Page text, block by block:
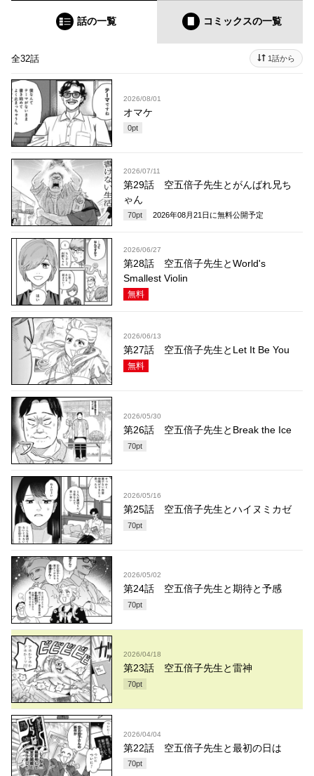
話の一覧 コミックスの一覧
全32話 1話から
2026/08/01
オマケ
0pt
2026/07/11
第29話 空五倍子先生とがんばれ兄ち
ゃん
70pt 2026年08月21日 に無料公開予定
2026/06/27
第28話 空五倍子先生とWorld's
Smallest Violin
無料
2026/06/13
第27話 空五倍子先生とLet It Be You
無料
2026/05/30
第26話 空五倍子先生とBreak the Ice
70pt
2026/05/16
第25話 空五倍子先生とハイヌミカゼ
70pt
2026/05/02
第24話 空五倍子先生と期待と予感
70pt
2026/04/18
第23話 空五倍子先生と雷神
70pt
2026/04/04
第22話 空五倍子先生と最初の日は
70pt